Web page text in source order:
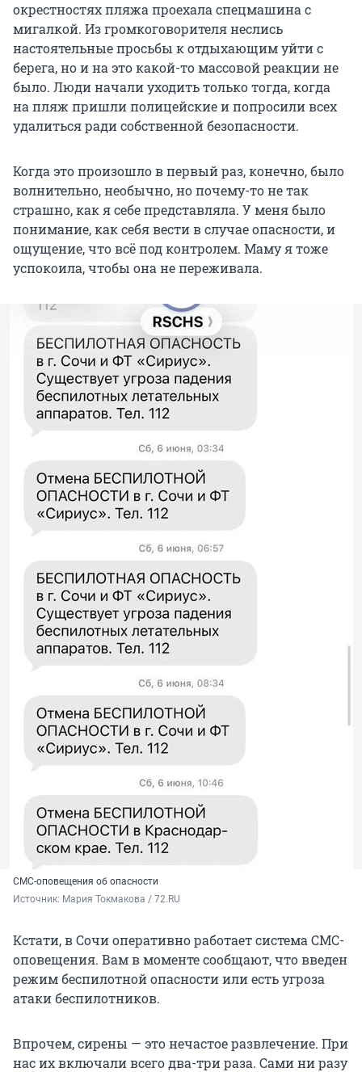
окрестностях пляжа проехала спецмашина с
мигалкой. Из громкоговорителя неслись
настоятельные просьбы к отдыхающим уйти с
берега, но и на это какой-то массовой реакции не
было. Люди начали уходить только тогда, когда
на пляж пришли полицейские и попросили всех
удалиться ради собственной безопасности.
Когда это произошло в первый раз, конечно, было
волнительно, необычно, но почему-то не так
страшно, как я себе представляла. У меня было
понимание, как себя вести в случае опасности, и
ощущение, что всё под контролем. Маму я тоже
успокоила, чтобы она не переживала.
СМС-оповещения об опасности
Источник: Мария Токмакова / 72.RU
Кстати, в Сочи оперативно работает система СМС-
оповещения. Вам в моменте сообщают, что введен
режим беспилотной опасности или есть угроза
атаки беспилотников.
Впрочем, сирены — это нечастое развлечение. При
нас их включали всего два-три раза. Сами ни разу